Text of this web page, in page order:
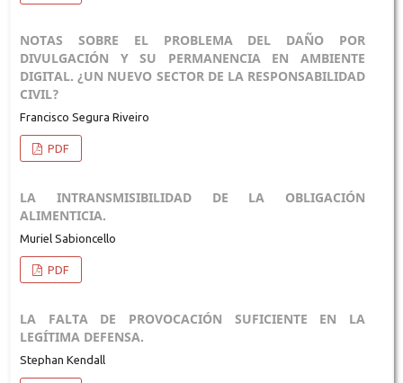
NOTAS SOBRE EL PROBLEMA DEL DAÑO POR
DIVULGACIÓN Y SU PERMANENCIA EN AMBIENTE
DIGITAL. ¿UN NUEVO SECTOR DE LA RESPONSABILIDAD
CIVIL?
Francisco Segura Riveiro
PDF
LA INTRANSMISIBILIDAD DE LA OBLIGACIÓN
ALIMENTICIA.
Muriel Sabioncello
PDF
LA FALTA DE PROVOCACIÓN SUFICIENTE EN LA
LEGÍTIMA DEFENSA.
Stephan Kendall